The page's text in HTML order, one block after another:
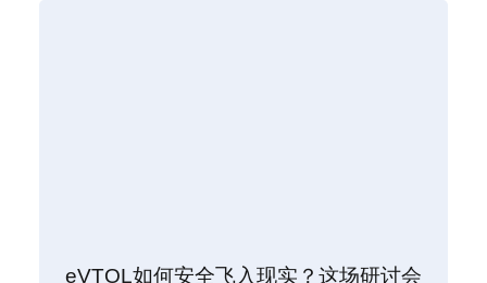
eVTOL如何安全飞入现实？这场研讨会